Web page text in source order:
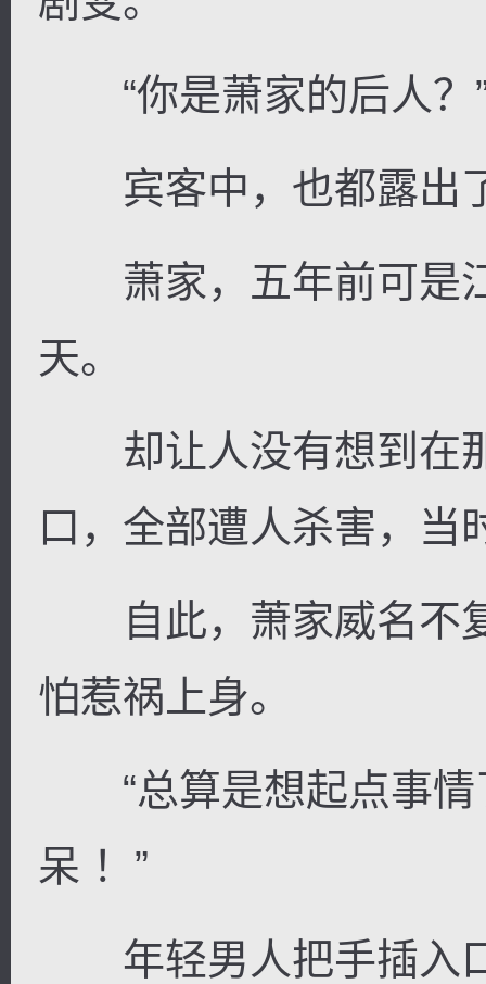
“你是萧家的后人？
宾客中，也都露出
萧家，五年前可是
天。
却让人没有想到在
口，全部遭人杀害，当
自此，萧家威名不
怕惹祸上身。
“总算是想起点事情
呆 ！”
年轻男人把手插入